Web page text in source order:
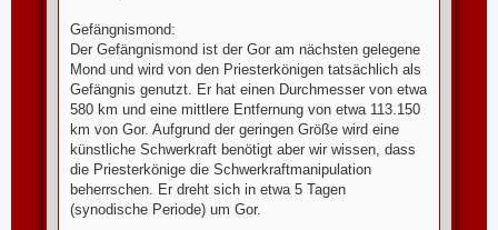
Gefängnismond:
Der Gefängnismond ist der Gor am nächsten gelegene
Mond und wird von den Priesterkönigen tatsächlich als
Gefängnis genutzt. Er hat einen Durchmesser von etwa
580 km und eine mittlere Entfernung von etwa 113.150
km von Gor. Aufgrund der geringen Größe wird eine
künstliche Schwerkraft benötigt aber wir wissen, dass
die Priesterkönige die Schwerkraftmanipulation
beherrschen. Er dreht sich in etwa 5 Tagen
(synodische Periode) um Gor.